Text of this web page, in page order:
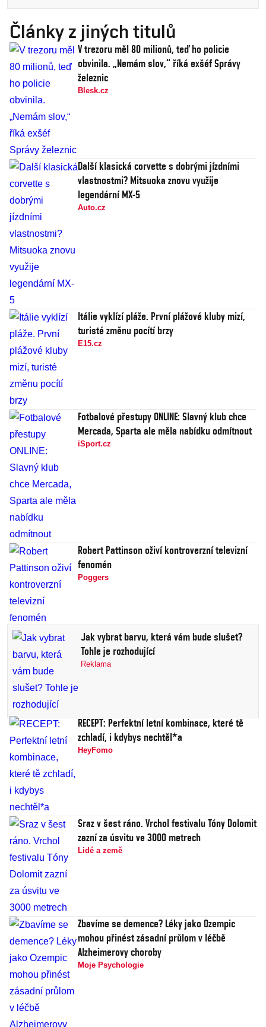
Články z jiných titulů
V trezoru měl 80 milionů, teď ho policie
obvinila. „Nemám slov,“ říká exšéf Správy
železnic
Blesk.cz
Další klasická corvette s dobrými jízdními
vlastnostmi? Mitsuoka znovu využije
legendární MX-5
Auto.cz
Itálie vyklízí pláže. První plážové kluby mizí,
turisté změnu pocítí brzy
E15.cz
Fotbalové přestupy ONLINE: Slavný klub chce
Mercada, Sparta ale měla nabídku odmítnout
iSport.cz
Robert Pattinson oživí kontroverzní televizní
fenomén
Poggers
Jak vybrat barvu, která vám bude slušet?
Tohle je rozhodující
Reklama
RECEPT: Perfektní letní kombinace, které tě
zchladí, i kdybys nechtěl*a
HeyFomo
Sraz v šest ráno. Vrchol festivalu Tóny Dolomit
zazní za úsvitu ve 3000 metrech
Lidé a země
Zbavíme se demence? Léky jako Ozempic
mohou přinést zásadní průlom v léčbě
Alzheimerovy choroby
Moje Psychologie